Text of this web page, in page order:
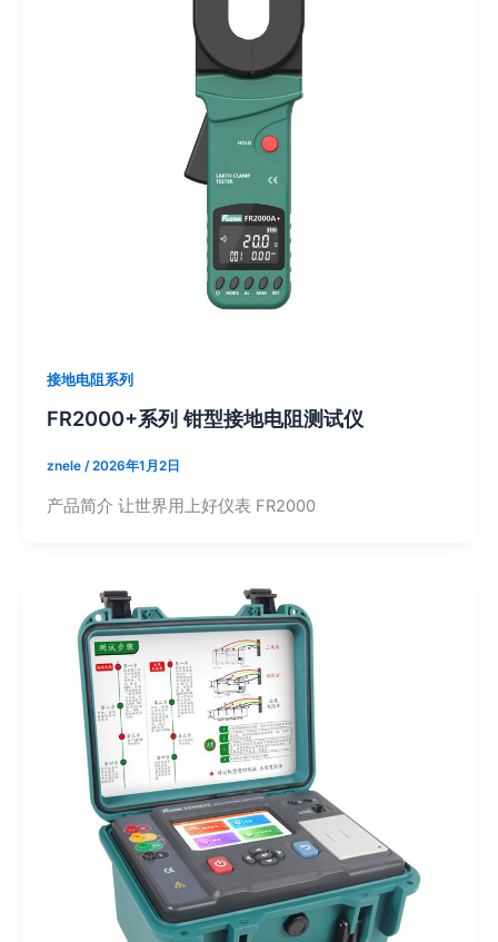
接地电阻系列
FR2000+系列 钳型接地电阻测试仪
znele /2026年1月2日
产品简介 让世界用上好仪表 FR2000